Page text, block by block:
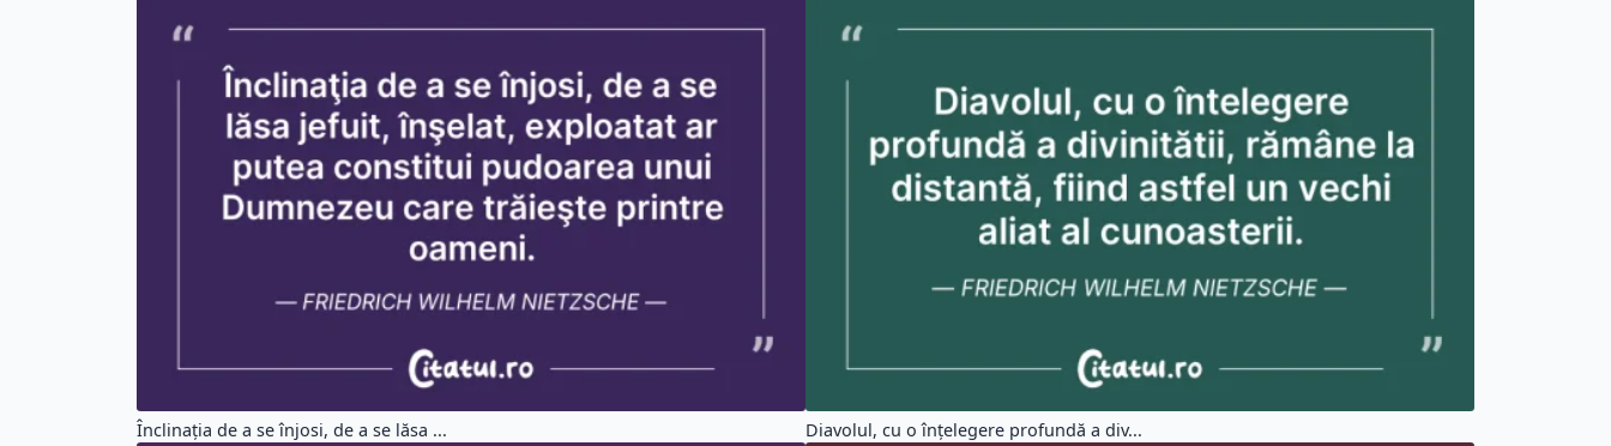
Înclinaţia de a se înjosi, de a se lăsa ... Diavolul, cu o înțelegere profundă a div...